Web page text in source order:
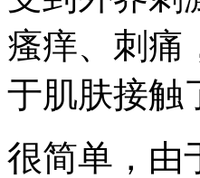
瘙痒、刺痛
于肌肤接触
很简单，由